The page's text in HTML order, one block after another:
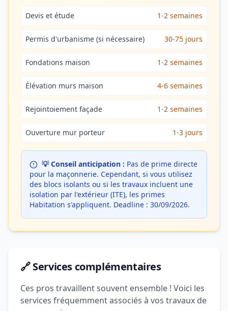
Devis et étude 1-2 semaines
Permis d'urbanisme (si nécessaire) 30-75 jours
Fondations maison 1-2 semaines
Élévation murs maison 4-6 semaines
Rejointoiement façade 1-2 semaines
Ouverture mur porteur 1-3 jours
💡 Conseil anticipation : Pas de prime directe
pour la maçonnerie. Cependant, si vous utilisez
des blocs isolants ou si les travaux incluent une
isolation par l'extérieur (ITE), les primes
Habitation s'appliquent. Deadline : 30/09/2026.
🔗 Services complémentaires
Ces pros travaillent souvent ensemble ! Voici les
services fréquemment associés à vos travaux de